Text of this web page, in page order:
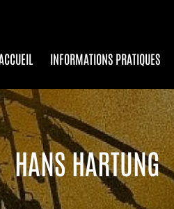
ACCUEIL INFORMATIONS PRATIQUES
HANS HARTUNG